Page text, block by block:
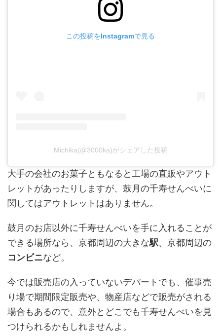
この投稿をInstagramで見る
Michika(@3000ka)がシェアした投稿
大手の会社のお菓子ともなると工場の直販やアウト
レットがあったりしますが、鼓月の千寿せんべいに
関してはアウトレットはありません。
鼓月のお店以外に千寿せんべいを手に入れることが
できる場所なら、京都周辺の大きな駅、京都周辺の
コンビニなど。
今では販売店の入っていないデパートでも、催事売
り場で期間限定販売や、物産店などで販売がされる
場合もあるので、意外とどこでも千寿せんべいを見
つけられるかもしれませんよ。